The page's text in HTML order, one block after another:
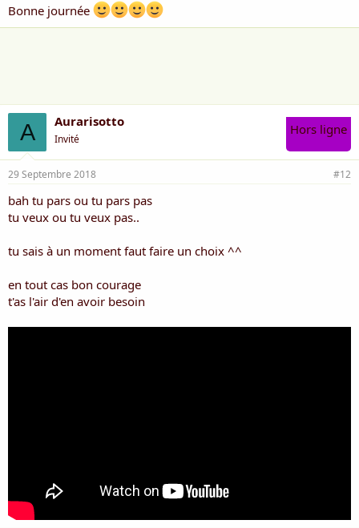
Bonne journée
A Aurarisotto
Invité
Hors ligne
29 Septembre 2018 #12
bah tu pars ou tu pars pas
tu veux ou tu veux pas..
tu sais à un moment faut faire un choix ^^
en tout cas bon courage
t'as l'air d'en avoir besoin